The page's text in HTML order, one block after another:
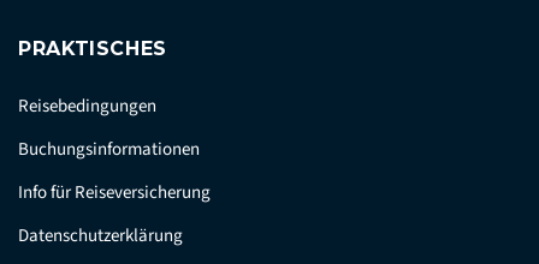
PRAKTISCHES
Reisebedingungen
Buchungsinformationen
Info für Reiseversicherung
Datenschutzerklärung